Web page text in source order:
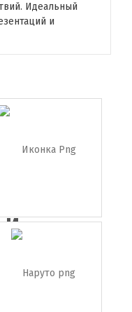
Идеальный
и
Иконка
Png лицо